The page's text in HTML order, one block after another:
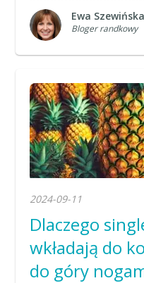
Ewa Szewińska
Bloger randkowy
2024-09-11
Dlaczego
wkładają do
do góry